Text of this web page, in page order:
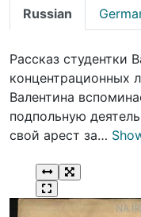
Russian
Рассказ студентки
концентрационных
Валентина
подпольную
свой арест за…